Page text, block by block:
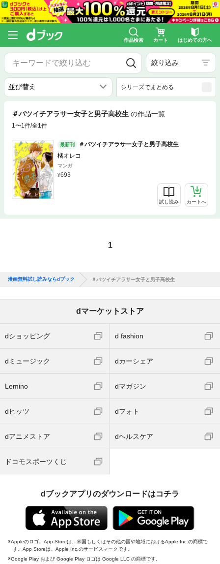
作品検索 カート はじめての方へ
絞り込み
シリーズでまとめる
＃バツイチアラサー女子と男子高校生 の作品一覧
1〜1件/全1件
最新刊
＃バツイチアラサー女子と男子高校生
橘オレコ
マンガ
693
試し読み カートへ
1
漫画無料試し読みならdブック ＃バツイチアラサー女子と男子高校生
dマーケットストア
dショッピング d fashion
dミュージック dカーシェア
Lemino dマガジン
dヒッツ dフォト
dアニメストア dヘルスケア
ドコモスポーツくじ
dブックアプリのダウンロードはコチラ
Appleのロゴ、App Storeは、米国もしくはその他の国や地域におけるApple Inc.の商標で
す。App Storeは、Apple Inc.のサービスマークです。
Google Play および Google Play ロゴは Google LLC の商標です。